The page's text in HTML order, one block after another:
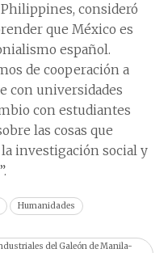
consideró
que México es
español.
de cooperación a
con universidades
con estudiantes
las cosas que
investigación social y
Humanidades
del Galeón de Manila-